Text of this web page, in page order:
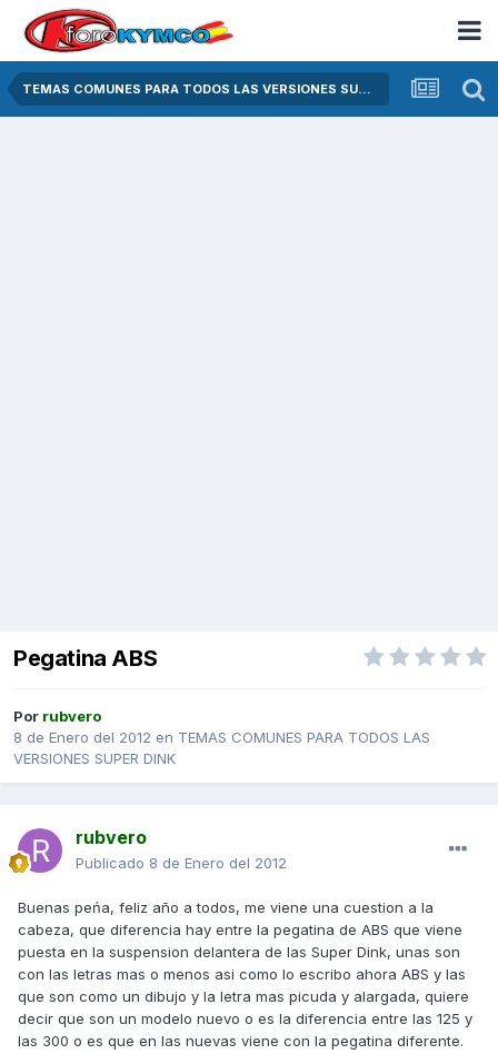
TEMAS COMUNES PARA TODOS LAS VERSIONES SUPER DINK
Pegatina ABS
Por rubvero
8 de Enero del 2012 en TEMAS COMUNES PARA TODOS LAS
VERSIONES SUPER DINK
rubvero
Publicado 8 de Enero del 2012
Buenas peńa, feliz año a todos, me viene una cuestion a la
cabeza, que diferencia hay entre la pegatina de ABS que viene
puesta en la suspension delantera de las Super Dink, unas son
con las letras mas o menos asi como lo escribo ahora ABS y las
que son como un dibujo y la letra mas picuda y alargada, quiere
decir que son un modelo nuevo o es la diferencia entre las 125 y
las 300 o es que en las nuevas viene con la pegatina diferente.